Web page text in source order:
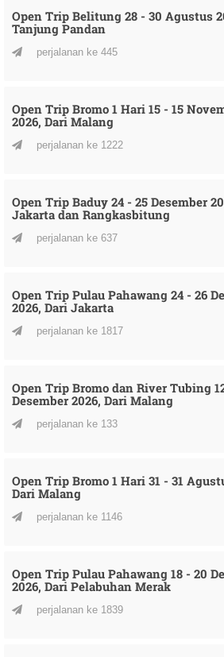
Open Trip Belitung 28 - 30 Agustus
Tanjung Pandan
perjalanan ke 445
Open Trip Bromo 1 Hari 15 - 15
2026, Dari Malang
perjalanan ke 1222
Open Trip Baduy 24 - 25 Desember
Jakarta dan Rangkasbitung
perjalanan ke 637
Open Trip Pulau Pahawang 24 - 26
2026, Dari Jakarta
perjalanan ke 1817
Open Trip Bromo dan River Tubing
Desember 2026, Dari Malang
perjalanan ke 133
Open Trip Bromo 1 Hari 31 - 31
Dari Malang
perjalanan ke 1146
Open Trip Pulau Pahawang 18 - 20
2026, Dari Pelabuhan Merak
perjalanan ke 1839